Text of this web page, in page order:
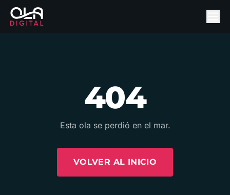
404
Esta ola se perdió en el mar.
VOLVER AL INICIO